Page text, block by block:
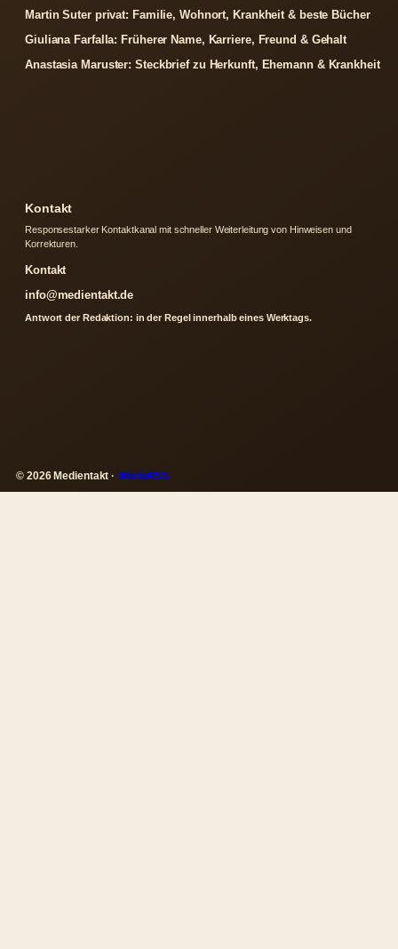
Martin Suter privat: Familie, Wohnort, Krankheit & beste Bücher
Giuliana Farfalla: Früherer Name, Karriere, Freund & Gehalt
Anastasia Maruster: Steckbrief zu Herkunft, Ehemann & Krankheit
Kontakt
Responsestarker Kontaktkanal mit schneller Weiterleitung von Hinweisen und
Korrekturen.
Kontakt
info@medientakt.de
Antwort der Redaktion: in der Regel innerhalb eines Werktags.
© 2026 Medientakt ·WorldRSS